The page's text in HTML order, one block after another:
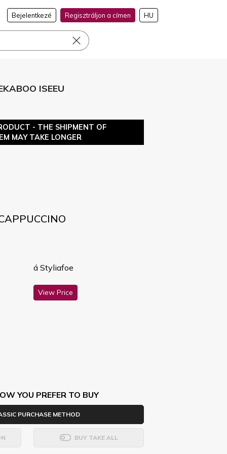
Bejelentkezé Regisztráljon a címen HU
ISEEU
- THE SHIPMENT OF
MAY TAKE LONGER
á Styliafoe
View Price
YOU PREFER TO BUY
PURCHASE METHOD
BUY TAKE ALL